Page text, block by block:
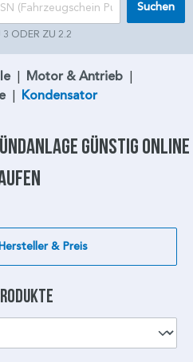
3 ODER ZU 2.2
Suchen
| Motor & Antrieb |
| Kondensator
günstig online
& Preis